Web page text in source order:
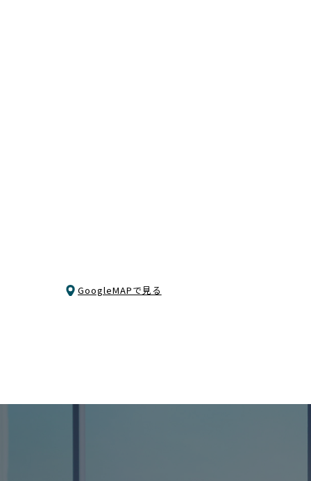
GoogleMAPで見る